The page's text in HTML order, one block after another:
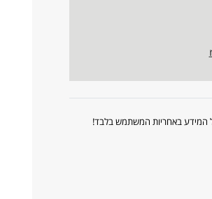
המידע באחריות המשתמש בלבד!